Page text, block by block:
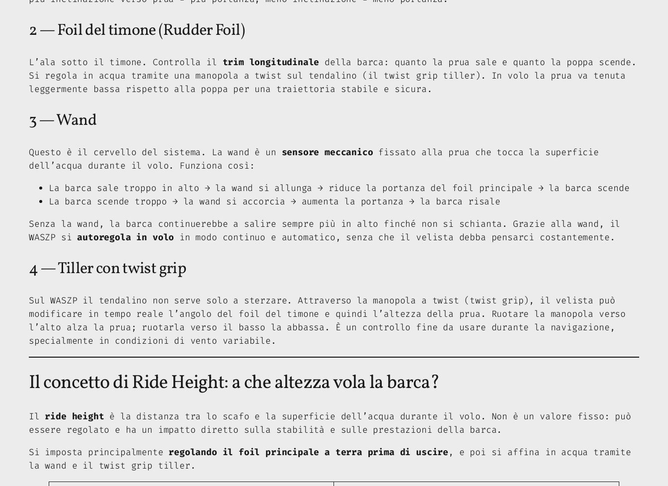
2 — Foil del timone (Rudder Foil)
L’ala sotto il timone. Controlla il trim longitudinale della barca: quanto la prua sale e quanto la poppa scende.
Si regola in acqua tramite una manopola a twist sul tendalino (il twist grip tiller). In volo la prua va tenuta
leggermente bassa rispetto alla poppa per una traiettoria stabile e sicura.
3 — Wand
Questo è il cervello del sistema. La wand è un sensore meccanico fissato alla prua che tocca la superficie
dell’acqua durante il volo. Funziona così:
La barca sale troppo in alto → la wand si allunga → riduce la portanza del foil principale → la barca scende
La barca scende troppo → la wand si accorcia → aumenta la portanza → la barca risale
Senza la wand, la barca continuerebbe a salire sempre più in alto finché non si schianta. Grazie alla wand, il
WASZP siautoregola in volo in modo continuo e automatico, senza che il velista debba pensarci costantemente.
4 — Tiller con twist grip
Sul WASZP il tendalino non serve solo a sterzare. Attraverso la manopola a twist (twist grip), il velista può
modificare in tempo reale l’angolo del foil del timone e quindi l’altezza della prua. Ruotare la manopola verso
l’alto alza la prua; ruotarla verso il basso la abbassa. È un controllo fine da usare durante la navigazione,
specialmente in condizioni di vento variabile.
Il concetto di Ride Height: a che altezza vola la barca?
Il ride height è la distanza tra lo scafo e la superficie dell’acqua durante il volo. Non è un valore fisso: può
essere regolato e ha un impatto diretto sulla stabilità e sulle prestazioni della barca.
Si imposta principalmente regolando il foil principale a terra prima di uscire , e poi si affina in acqua tramite
la wand e il twist grip tiller.